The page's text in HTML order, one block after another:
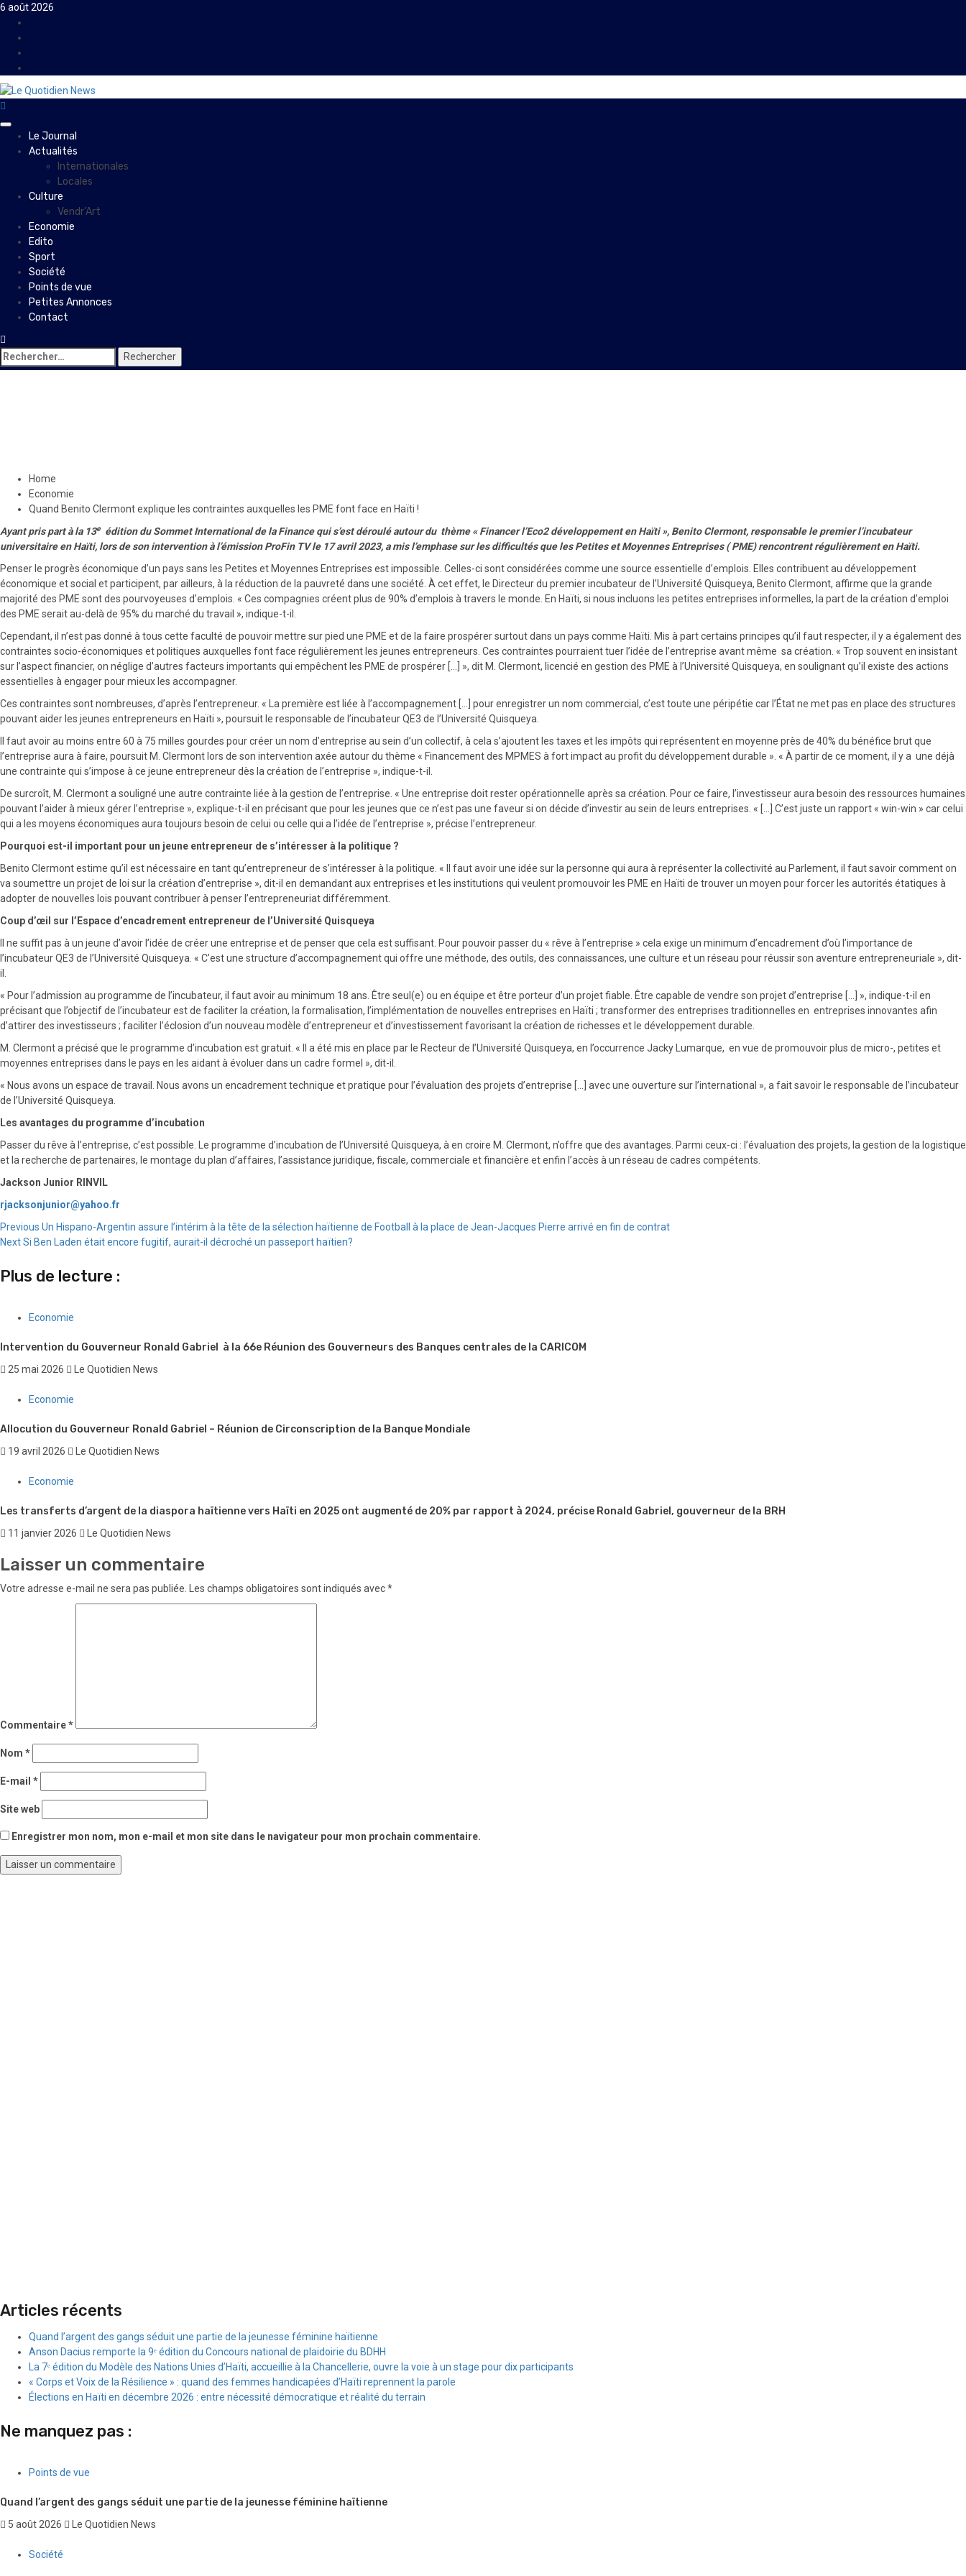
Skip
content
6 août 2026
PrimaryLe Journal
Actualités
Internationales
Locales
Culture
Vendr’Art
Economie
Edito
Sport
Société
Points de vue
Petites Annonces
Contact
Rechercher :
Home
Economie
Quand Benito Clermont explique les contraintes auxquelles les PME font face en Haïti !
Ayant pris part à la 13eédition du Sommet International de la Finance qui s’est déroulé autour du thème « Financer l’Eco2 développement en Haïti », Benito Clermont, responsable le premier l’incubateur
universitaire en Haïti, lors de son intervention à l’émission ProFin TV le 17 avril 2023, a mis l’emphase sur les difficultés que les Petites et Moyennes Entreprises ( PME) rencontrent régulièrement en Haïti.
Penser le progrès économique d’un pays sans les Petites et Moyennes Entreprises est impossible. Celles-ci sont considérées comme une source essentielle d’emplois. Elles contribuent au développement
économique et social et participent, par ailleurs, à la réduction de la pauvreté dans une société. À cet effet, le Directeur du premier incubateur de l’Université Quisqueya, Benito Clermont, affirme que la grande
majorité des PME sont des pourvoyeuses d’emplois. « Ces compagnies créent plus de 90% d’emplois à travers le monde. En Haïti, si nous incluons les petites entreprises informelles, la part de la création d’emploi
des PME serait au-delà de 95% du marché du travail », indique-t-il.
Cependant, il n’est pas donné à tous cette faculté de pouvoir mettre sur pied une PME et de la faire prospérer surtout dans un pays comme Haïti. Mis à part certains principes qu’il faut respecter, il y a également des
contraintes socio-économiques et politiques auxquelles font face régulièrement les jeunes entrepreneurs. Ces contraintes pourraient tuer l’idée de l’entreprise avant même sa création. « Trop souvent en insistant
sur l’aspect financier, on néglige d’autres facteurs importants qui empêchent les PME de prospérer […] », dit M. Clermont, licencié en gestion des PME à l’Université Quisqueya, en soulignant qu’il existe des actions
essentielles à engager pour mieux les accompagner.
Ces contraintes sont nombreuses, d’après l’entrepreneur. « La première est liée à l’accompagnement […] pour enregistrer un nom commercial, c’est toute une péripétie car l’État ne met pas en place des structures
pouvant aider les jeunes entrepreneurs en Haïti », poursuit le responsable de l’incubateur QE3 de l’Université Quisqueya.
Il faut avoir au moins entre 60 à 75 milles gourdes pour créer un nom d’entreprise au sein d’un collectif, à cela s’ajoutent les taxes et les impôts qui représentent en moyenne près de 40% du bénéfice brut que
l’entreprise aura à faire, poursuit M. Clermont lors de son intervention axée autour du thème « Financement des MPMES à fort impact au profit du développement durable ». « À partir de ce moment, il y a une déjà
une contrainte qui s’impose à ce jeune entrepreneur dès la création de l’entreprise », indique-t-il.
De surcroît, M. Clermont a souligné une autre contrainte liée à la gestion de l’entreprise. « Une entreprise doit rester opérationnelle après sa création. Pour ce faire, l’investisseur aura besoin des ressources humaines
pouvant l’aider à mieux gérer l’entreprise », explique-t-il en précisant que pour les jeunes que ce n’est pas une faveur si on décide d’investir au sein de leurs entreprises. « […] C’est juste un rapport « win-win » car celui
qui a les moyens économiques aura toujours besoin de celui ou celle qui a l’idée de l’entreprise », précise l’entrepreneur.
Pourquoi est-il important pour un jeune entrepreneur de s’intéresser à la politique ?
Benito Clermont estime qu’il est nécessaire en tant qu’entrepreneur de s’intéresser à la politique. « Il faut avoir une idée sur la personne qui aura à représenter la collectivité au Parlement, il faut savoir comment on
va soumettre un projet de loi sur la création d’entreprise », dit-il en demandant aux entreprises et les institutions qui veulent promouvoir les PME en Haïti de trouver un moyen pour forcer les autorités étatiques à
adopter de nouvelles lois pouvant contribuer à penser l’entrepreneuriat différemment.
Coup d’œil sur l’Espace d’encadrement entrepreneur de l’Université Quisqueya
Il ne suffit pas à un jeune d’avoir l’idée de créer une entreprise et de penser que cela est suffisant. Pour pouvoir passer du « rêve à l’entreprise » cela exige un minimum d’encadrement d’où l’importance de
l’incubateur QE3 de l’Université Quisqueya. « C’est une structure d’accompagnement qui offre une méthode, des outils, des connaissances, une culture et un réseau pour réussir son aventure entrepreneuriale », dit-
il.
« Pour l’admission au programme de l’incubateur, il faut avoir au minimum 18 ans. Être seul(e) ou en équipe et être porteur d’un projet fiable. Être capable de vendre son projet d’entreprise […] », indique-t-il en
précisant que l’objectif de l’incubateur est de faciliter la création, la formalisation, l’implémentation de nouvelles entreprises en Haïti ; transformer des entreprises traditionnelles en entreprises innovantes afin
d’attirer des investisseurs ; faciliter l’éclosion d’un nouveau modèle d’entrepreneur et d’investissement favorisant la création de richesses et le développement durable.
M. Clermont a précisé que le programme d’incubation est gratuit. « Il a été mis en place par le Recteur de l’Université Quisqueya, en l’occurrence Jacky Lumarque, en vue de promouvoir plus de micro-, petites et
moyennes entreprises dans le pays en les aidant à évoluer dans un cadre formel », dit-il.
« Nous avons un espace de travail. Nous avons un encadrement technique et pratique pour l’évaluation des projets d’entreprise […] avec une ouverture sur l’international », a fait savoir le responsable de l’incubateur
de l’Université Quisqueya.
Les avantages du programme d’incubation
Passer du rêve à l’entreprise, c’est possible. Le programme d’incubation de l’Université Quisqueya, à en croire M. Clermont, n’offre que des avantages. Parmi ceux-ci : l’évaluation des projets, la gestion de la logistique
et la recherche de partenaires, le montage du plan d’affaires, l’assistance juridique, fiscale, commerciale et financière et enfin l’accès à un réseau de cadres compétents.
Jackson Junior RINVIL
rjacksonjunior@yahoo.fr
Continue
Reading
Previous Un Hispano-Argentin assure l’intérim à la tête de la sélection haïtienne de Football à la place de Jean-Jacques Pierre arrivé en fin de contrat
NextSi Ben Laden était encore fugitif, aurait-il décroché un passeport haïtien?
Plus de lecture :
Economie
Intervention du Gouverneur Ronald Gabriel à la 66e Réunion des Gouverneurs des Banques centrales de la CARICOM
25 mai 2026 Le Quotidien News
Economie
Allocution du Gouverneur Ronald Gabriel – Réunion de Circonscription de la Banque Mondiale
19 avril 2026 Le Quotidien News
Economie
Les transferts d’argent de la diaspora haïtienne vers Haïti en 2025 ont augmenté de 20% par rapport à 2024, précise Ronald Gabriel, gouverneur de la BRH
11 janvier 2026 Le Quotidien News
Laisser un commentaire
Votre adresse e-mail ne sera pas publiée. Les champs obligatoires sont indiqués avec*
Commentaire*
Nom *
E-mail *
Site web
Enregistrer mon nom, mon e-mail et mon site dans le navigateur pour mon prochain commentaire.
Articles récents
Quand l’argent des gangs séduit une partie de la jeunesse féminine haïtienne
Anson Dacius remporte la 9ᵉ édition du Concours national de plaidoirie du BDHH
La 7ᵉ édition du Modèle des Nations Unies d’Haïti, accueillie à la Chancellerie, ouvre la voie à un stage pour dix participants
« Corps et Voix de la Résilience » : quand des femmes handicapées d’Haïti reprennent la parole
Élections en Haïti en décembre 2026 : entre nécessité démocratique et réalité du terrain
Ne manquez pas :
Points de vue
Quand l’argent des gangs séduit une partie de la jeunesse féminine haïtienne
5 août 2026 Le Quotidien News
Société